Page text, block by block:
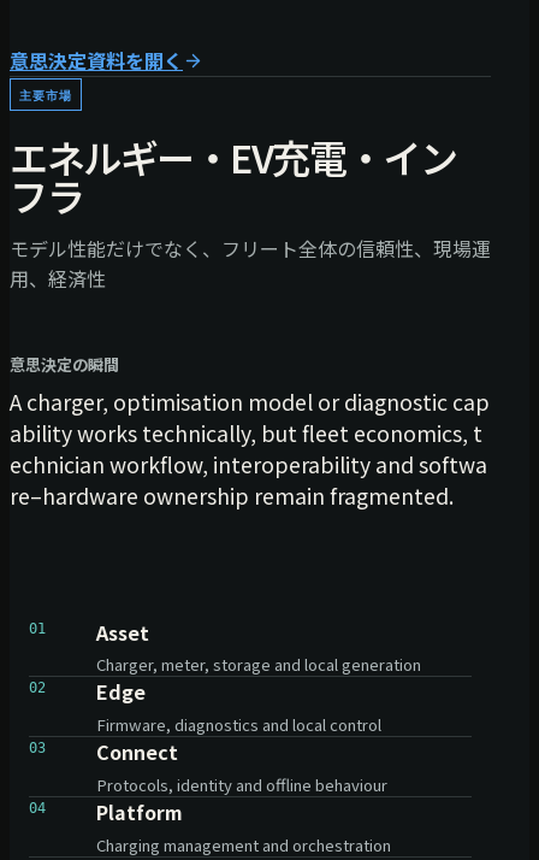
意思決定資料を開く
主要市場
エネルギー・EV充電・イン
フラ
モデル性能だけでなく、フリート全体の信頼性、現場運
用、経済性
意思決定の瞬間
A charger, optimisation model or diagnostic cap
ability works technically, but fleet economics, t
echnician workflow, interoperability and softwa
re–hardware ownership remain fragmented.
01 Asset
Charger, meter, storage and local generation
02 Edge
Firmware, diagnostics and local control
03 Connect
Protocols, identity and offline behaviour
04 Platform
Charging management and orchestration